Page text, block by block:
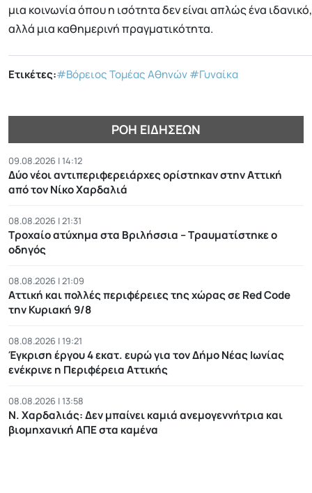
μια κοινωνία όπου η ισότητα δεν είναι απλώς ένα ιδανικό,
αλλά μια καθημερινή πραγματικότητα.
Ετικέτες:#Βόρειος Τομέας Αθηνών#Γυναίκα
ΡΟΉ ΕΙΔΉΣΕΩΝ
09.08.2026 | 14:12
Δύο νέοι αντιπεριφερειάρχες ορίστηκαν στην Αττική
από τον Νίκο Χαρδαλιά
08.08.2026 | 21:31
Τροχαίο ατύχημα στα Βριλήσσια – Τραυματίστηκε ο
οδηγός
08.08.2026 | 21:09
Αττική και πολλές περιφέρειες της χώρας σε Red Code
την Κυριακή 9/8
08.08.2026 | 19:21
Έγκριση έργου 4 εκατ. ευρώ για τον Δήμο Νέας Ιωνίας
ενέκρινε η Περιφέρεια Αττικής
08.08.2026 | 13:58
Ν. Χαρδαλιάς: Δεν μπαίνει καμιά ανεμογεννήτρια και
βιομηχανική ΑΠΕ στα καμένα